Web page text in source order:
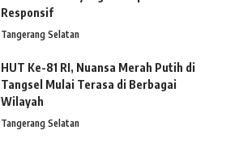
Responsif
Tangerang Selatan
HUT Ke-81 RI, Nuansa Merah Putih di
Tangsel Mulai Terasa di Berbagai
Wilayah
Tangerang Selatan